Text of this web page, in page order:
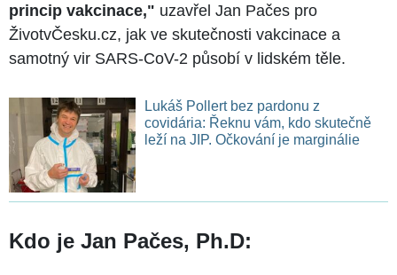
princip vakcinace," uzavřel Jan Pačes pro
ŽivotvČesku.cz, jak ve skutečnosti vakcinace a
samotný vir SARS-CoV-2 působí v lidském těle.
Lukáš Pollert bez pardonu z
covidária: Řeknu vám, kdo skutečně
leží na JIP. Očkování je marginálie
Kdo je Jan Pačes, Ph.D: